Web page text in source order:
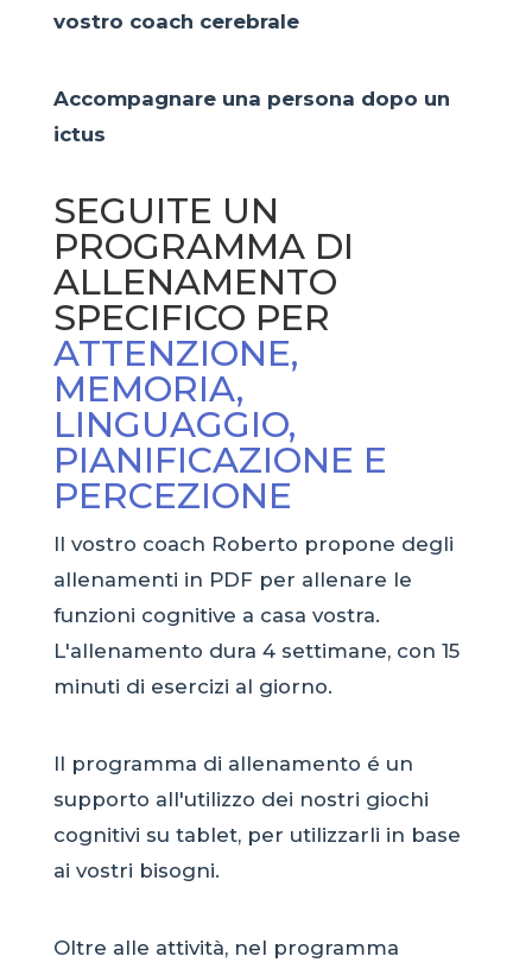
vostro coach cerebrale
Accompagnare una persona dopo un
ictus
SEGUITE UN
PROGRAMMA DI
ALLENAMENTO
SPECIFICO PER
ATTENZIONE,
MEMORIA,
LINGUAGGIO,
PIANIFICAZIONE E
PERCEZIONE
Il vostro coach Roberto propone degli
allenamenti in PDF per allenare le
funzioni cognitive a casa vostra.
L'allenamento dura 4 settimane, con 15
minuti di esercizi al giorno.
Il programma di allenamento é un
supporto all'utilizzo dei nostri giochi
cognitivi su tablet, per utilizzarli in base
ai vostri bisogni.
Oltre alle attività, nel programma